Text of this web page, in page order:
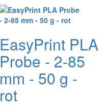
EasyPrint PLA
Probe - 2-85
mm - 50 g -
rot